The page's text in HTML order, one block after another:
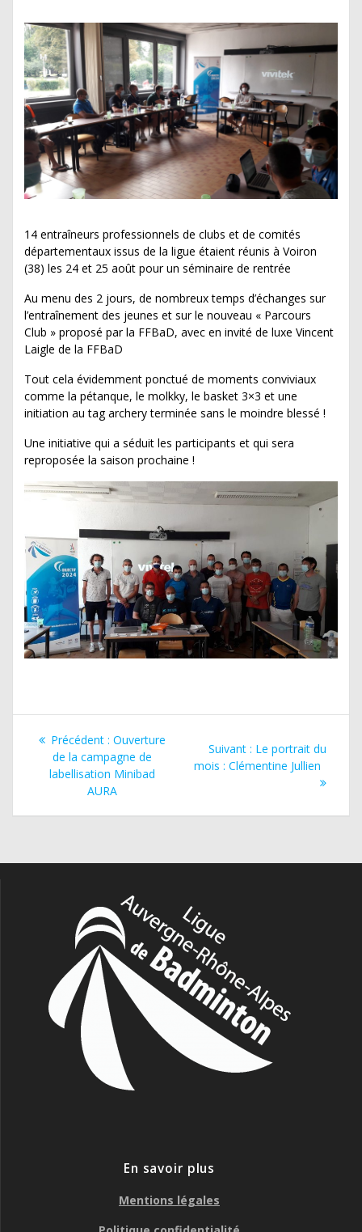
14 entraîneurs professionnels de clubs et de comités
départementaux issus de la ligue étaient réunis à Voiron
(38) les 24 et 25 août pour un séminaire de rentrée
Au menu des 2 jours, de nombreux temps d’échanges sur
l’entraînement des jeunes et sur le nouveau « Parcours
Club » proposé par la FFBaD, avec en invité de luxe Vincent
Laigle de la FFBaD
Tout cela évidemment ponctué de moments conviviaux
comme la pétanque, le molkky, le basket 3×3 et une
initiation au tag archery terminée sans le moindre blessé !
Une initiative qui a séduit les participants et qui sera
reproposée la saison prochaine !
Navigation
l’article
Précédent : Article
précédent
Ouverture
de la campagne de
labellisation Minibad
AURA
Suivant : Article
suivant
Le portrait du
mois : Clémentine Jullien
En savoir plus
Mentions légales